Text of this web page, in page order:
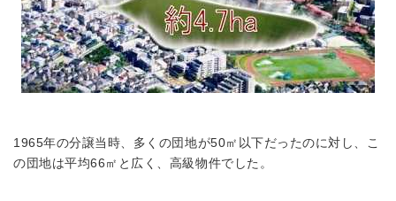
1965年の分譲当時、多くの団地が50㎡以下だったのに対し、こ
の団地は平均66㎡と広く、高級物件でした。